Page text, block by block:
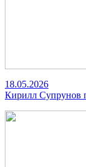
18.05.2026
Кирилл Супрунов